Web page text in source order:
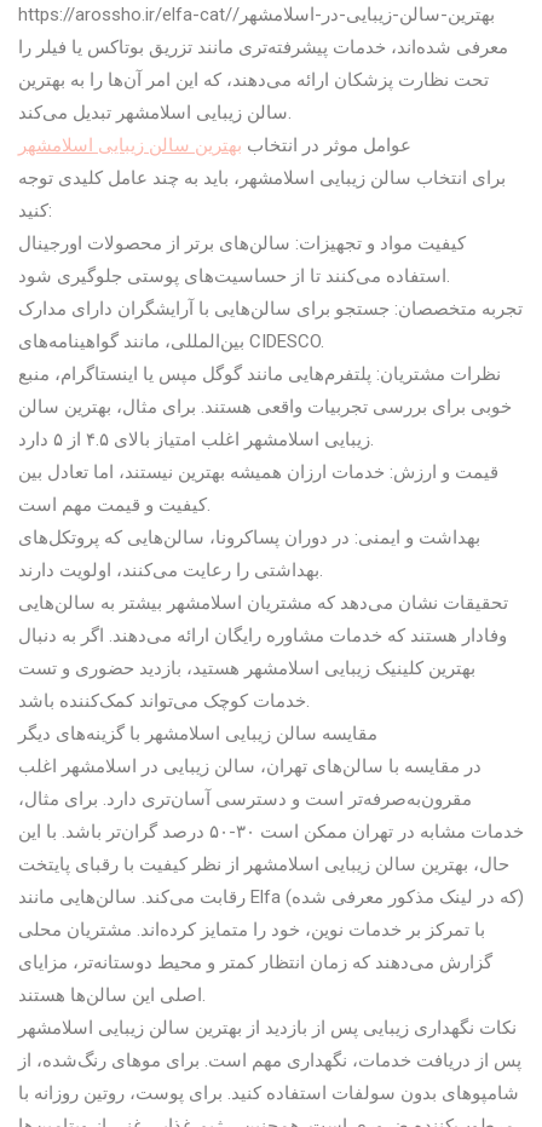
https://arossho.ir/elfa-cat/بهترین-سالن-زیبایی-در-اسلامشهر/
معرفی شده‌اند، خدمات پیشرفته‌تری مانند تزریق بوتاکس یا فیلر را
تحت نظارت پزشکان ارائه می‌دهند، که این امر آن‌ها را به بهترین
سالن زیبایی اسلامشهر تبدیل می‌کند.
عوامل موثر در انتخاب بهترین سالن زیبایی اسلامشهر
برای انتخاب سالن زیبایی اسلامشهر، باید به چند عامل کلیدی توجه
کنید:
کیفیت مواد و تجهیزات: سالن‌های برتر از محصولات اورجینال
استفاده می‌کنند تا از حساسیت‌های پوستی جلوگیری شود.
تجربه متخصصان: جستجو برای سالن‌هایی با آرایشگران دارای مدارک
بین‌المللی، مانند گواهینامه‌های CIDESCO.
نظرات مشتریان: پلتفرم‌هایی مانند گوگل مپس یا اینستاگرام، منبع
خوبی برای بررسی تجربیات واقعی هستند. برای مثال، بهترین سالن
زیبایی اسلامشهر اغلب امتیاز بالای ۴.۵ از ۵ دارد.
قیمت و ارزش: خدمات ارزان همیشه بهترین نیستند، اما تعادل بین
کیفیت و قیمت مهم است.
بهداشت و ایمنی: در دوران پساکرونا، سالن‌هایی که پروتکل‌های
بهداشتی را رعایت می‌کنند، اولویت دارند.
تحقیقات نشان می‌دهد که مشتریان اسلامشهر بیشتر به سالن‌هایی
وفادار هستند که خدمات مشاوره رایگان ارائه می‌دهند. اگر به دنبال
بهترین کلینیک زیبایی اسلامشهر هستید، بازدید حضوری و تست
خدمات کوچک می‌تواند کمک‌کننده باشد.
مقایسه سالن زیبایی اسلامشهر با گزینه‌های دیگر
در مقایسه با سالن‌های تهران، سالن زیبایی در اسلامشهر اغلب
مقرون‌به‌صرفه‌تر است و دسترسی آسان‌تری دارد. برای مثال،
خدمات مشابه در تهران ممکن است ۳۰-۵۰ درصد گران‌تر باشد. با این
حال، بهترین سالن زیبایی اسلامشهر از نظر کیفیت با رقبای پایتخت
رقابت می‌کند. سالن‌هایی مانند Elfa (که در لینک مذکور معرفی شده)
با تمرکز بر خدمات نوین، خود را متمایز کرده‌اند. مشتریان محلی
گزارش می‌دهند که زمان انتظار کمتر و محیط دوستانه‌تر، مزایای
اصلی این سالن‌ها هستند.
نکات نگهداری زیبایی پس از بازدید از بهترین سالن زیبایی اسلامشهر
پس از دریافت خدمات، نگهداری مهم است. برای موهای رنگ‌شده، از
شامپوهای بدون سولفات استفاده کنید. برای پوست، روتین روزانه با